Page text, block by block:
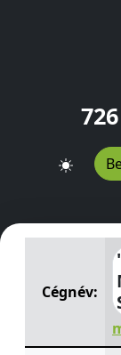
Cégnév: